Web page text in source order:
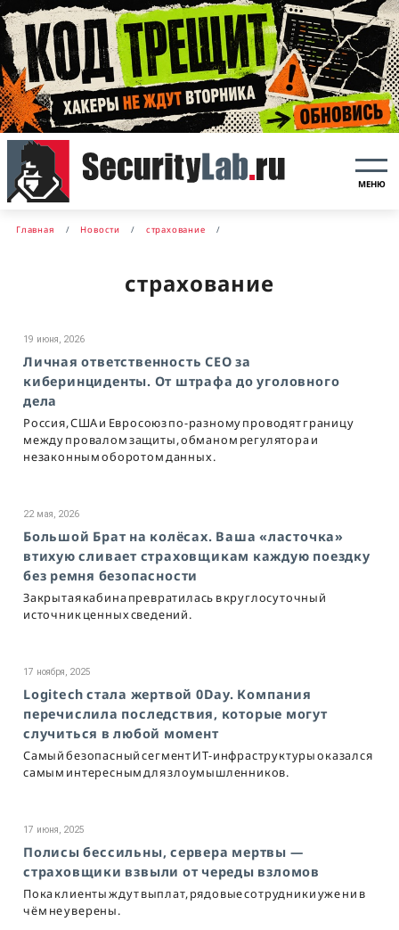
МЕНЮ
Главная Новости страхование
страхование
19 июня, 2026
Личная ответственность CEO за
киберинциденты. От штрафа до уголовного
дела
Россия, США и Евросоюз по-разному проводят границу
между провалом защиты, обманом регулятора и
незаконным оборотом данных.
22 мая, 2026
Большой Брат на колёсах. Ваша «ласточка»
втихую сливает страховщикам каждую поездку
без ремня безопасности
Закрытая кабина превратилась в круглосуточный
источник ценных сведений.
17 ноября, 2025
Logitech стала жертвой 0Day. Компания
перечислила последствия, которые могут
случиться в любой момент
Самый безопасный сегмент ИТ-инфраструктуры оказался
самым интересным для злоумышленников.
17 июня, 2025
Полисы бессильны, сервера мертвы —
страховщики взвыли от череды взломов
Пока клиенты ждут выплат, рядовые сотрудники уже ни в
чём не уверены.